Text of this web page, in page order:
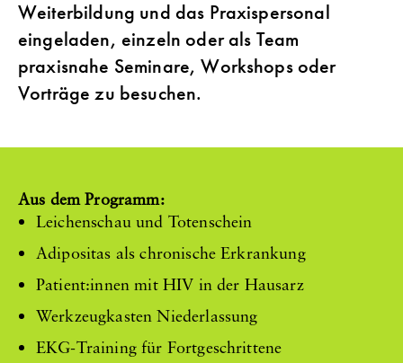
Weiterbildung und das Praxispersonal
eingeladen, einzeln oder als Team
praxisnahe Seminare, Workshops oder
Vorträge zu besuchen.
Aus dem Programm:
Leichenschau und Totenschein
Adipositas als chronische Erkrankung
Patient:innen mit HIV in der Hausarz
Werkzeugkasten Niederlassung
EKG-Training für Fortgeschrittene